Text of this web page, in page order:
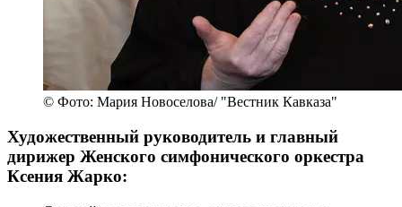
© Фото: Мария Новоселова/ "Вестник Кавказа"
Художественный руководитель и главный
дирижер Женского симфонического оркестра
Ксения Жарко: